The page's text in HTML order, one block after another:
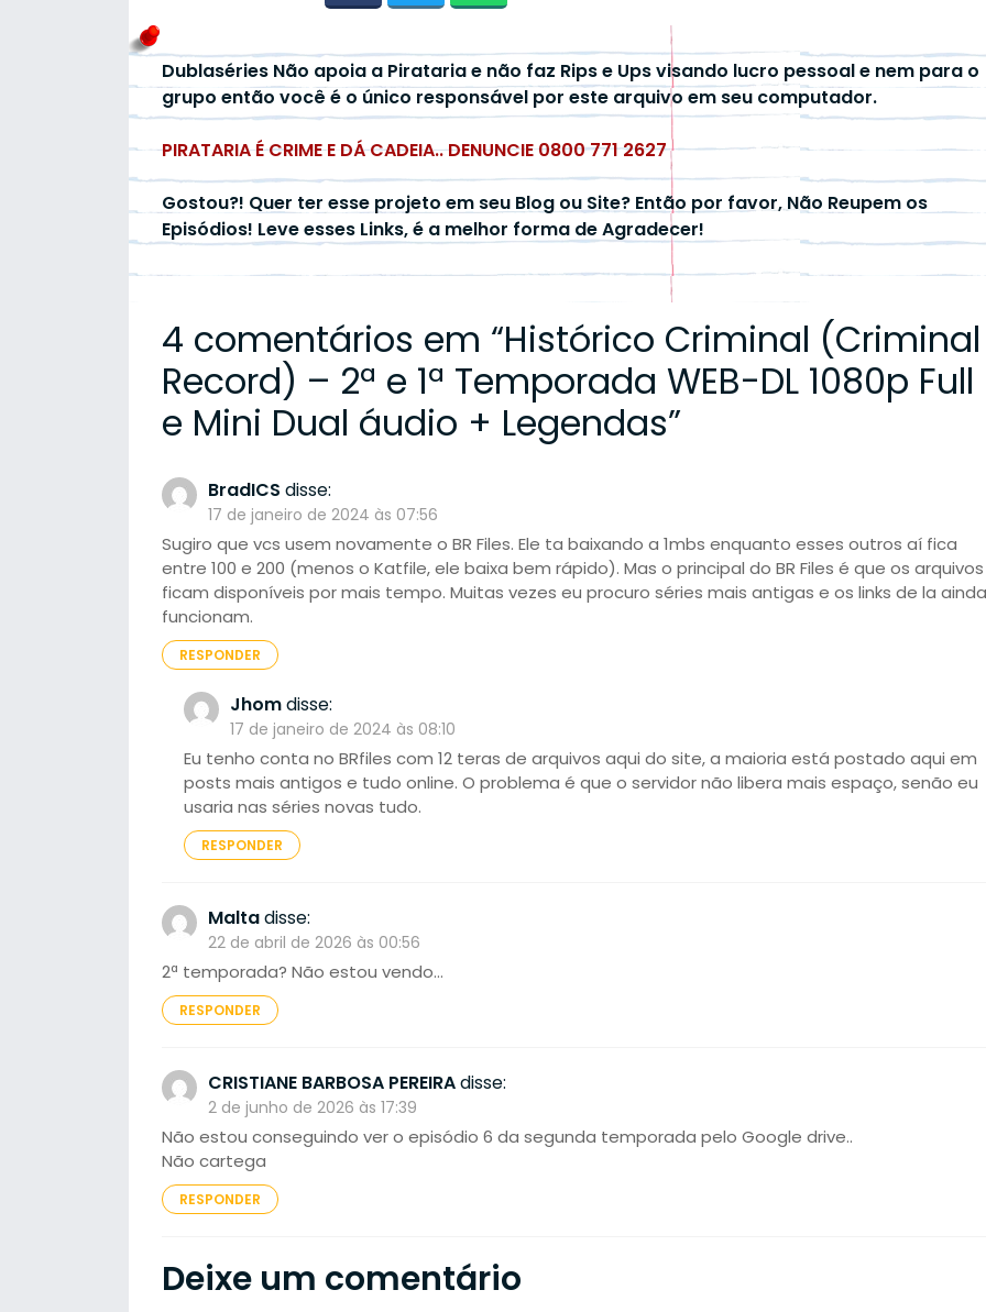
Dublaséries Não apoia a Pirataria e não faz Rips e Ups visando lucro pessoal e nem para o
grupo então você é o único responsável por este arquivo em seu computador.
PIRATARIA É CRIME E DÁ CADEIA.. DENUNCIE 0800 771 2627
Gostou?! Quer ter esse projeto em seu Blog ou Site? Então por favor, Não Reupem os
Episódios! Leve esses Links, é a melhor forma de Agradecer!
4 comentários em “Histórico Criminal (Criminal
Record) – 2ª e 1ª Temporada WEB-DL 1080p Full
e Mini Dual áudio + Legendas”
BradICS disse:
17 de janeiro de 2024 às 07:56
Sugiro que vcs usem novamente o BR Files. Ele ta baixando a 1mbs enquanto esses outros aí fica
entre 100 e 200 (menos o Katfile, ele baixa bem rápido). Mas o principal do BR Files é que os arquivos
ficam disponíveis por mais tempo. Muitas vezes eu procuro séries mais antigas e os links de la ainda
funcionam.
RESPONDER
Jhomdisse:
17 de janeiro de 2024 às 08:10
Eu tenho conta no BRfiles com 12 teras de arquivos aqui do site, a maioria está postado aqui em
posts mais antigos e tudo online. O problema é que o servidor não libera mais espaço, senão eu
usaria nas séries novas tudo.
RESPONDER
Maltadisse:
22 de abril de 2026 às 00:56
2ª temporada? Não estou vendo…
RESPONDER
CRISTIANE BARBOSA PEREIRAdisse:
2 de junho de 2026 às 17:39
Não estou conseguindo ver o episódio 6 da segunda temporada pelo Google drive..
Não cartega
RESPONDER
Deixe um comentário